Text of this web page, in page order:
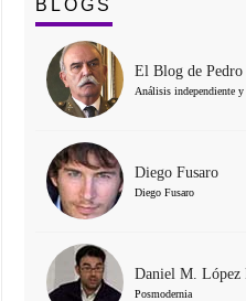
BLOGS
El Blog de Pedro
Análisis independiente y
Diego Fusaro
Diego Fusaro
Daniel M. López
Posmodernia